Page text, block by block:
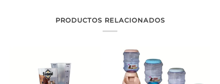
PRODUCTOS RELACIONADOS